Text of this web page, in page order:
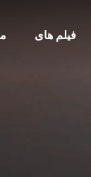
فیلم های